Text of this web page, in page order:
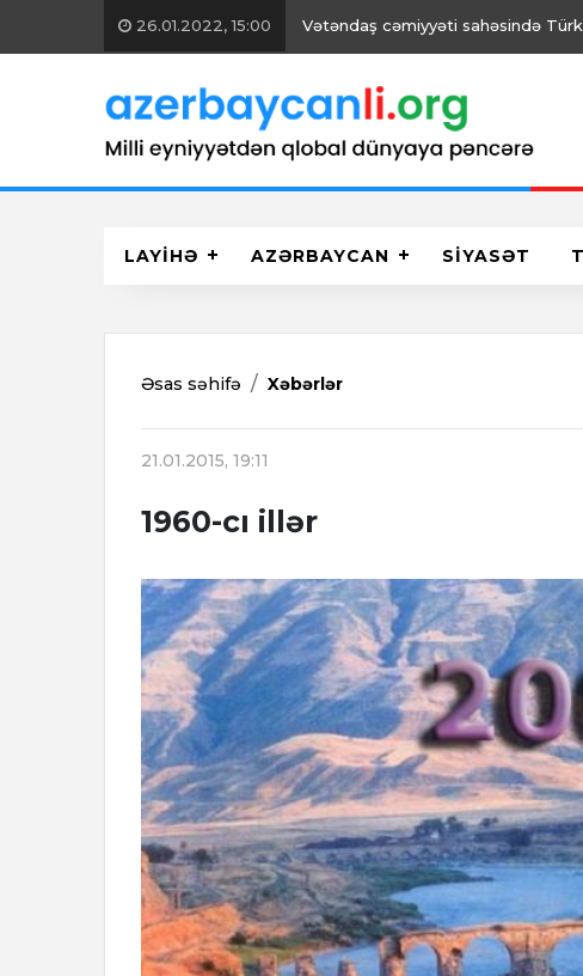
26.01.2022, 15:00 Vətəndaş cəmiyyəti sahəsində
LAYİHƏ AZƏRBAYCAN SİYASƏT
Əsas səhifə Xəbərlər
21.01.2015, 19:11
1960-cı illər